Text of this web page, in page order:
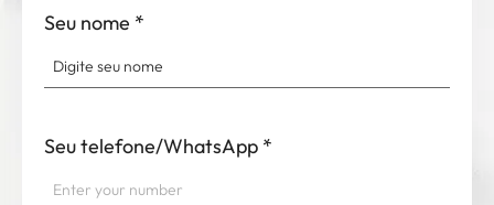
Seu nome *
Seu telefone/WhatsApp *